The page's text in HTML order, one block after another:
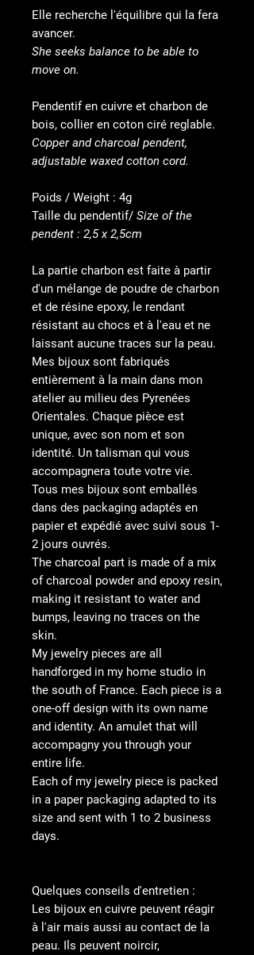
Elle recherche l'équilibre qui la fera
avancer.
She seeks balance to be able to
move on.
Pendentif en cuivre et charbon de
bois, collier en coton ciré reglable.
Copper and charcoal pendent,
adjustable waxed cotton cord.
Poids / Weight : 4g
Taille du pendentif/ Size of the
pendent : 2,5 x 2,5cm
La partie charbon est faite à partir
d'un mélange de poudre de charbon
et de résine epoxy, le rendant
résistant au chocs et à l'eau et ne
laissant aucune traces sur la peau.
Mes bijoux sont fabriqués
entièrement à la main dans mon
atelier au milieu des Pyrenées
Orientales. Chaque pièce est
unique, avec son nom et son
identité. Un talisman qui vous
accompagnera toute votre vie.
Tous mes bijoux sont emballés
dans des packaging adaptés en
papier et expédié avec suivi sous 1-
2 jours ouvrés.
The charcoal part is made of a mix
of charcoal powder and epoxy resin,
making it resistant to water and
bumps, leaving no traces on the
skin.
My jewelry pieces are all
handforged in my home studio in
the south of France. Each piece is a
one-off design with its own name
and identity. An amulet that will
accompagny you through your
entire life.
Each of my jewelry piece is packed
in a paper packaging adapted to its
size and sent with 1 to 2 business
days.
Quelques conseils d'entretien :
Les bijoux en cuivre peuvent réagir
à l'air mais aussi au contact de la
peau. Ils peuvent noircir,